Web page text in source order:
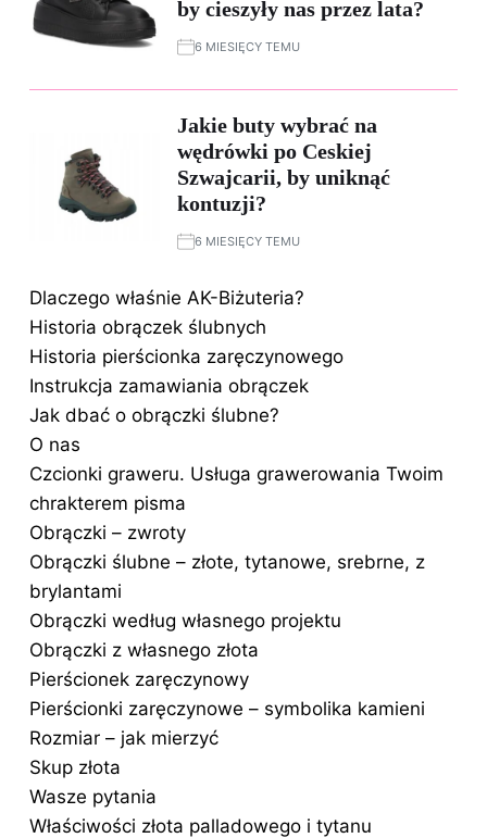
by cieszyły nas przez lata?
6 MIESIĘCY TEMU
Jakie buty wybrać na
wędrówki po Ceskiej
Szwajcarii, by uniknąć
kontuzji?
6 MIESIĘCY TEMU
Dlaczego właśnie AK-Biżuteria?
Historia obrączek ślubnych
Historia pierścionka zaręczynowego
Instrukcja zamawiania obrączek
Jak dbać o obrączki ślubne?
O nas
Czcionki graweru. Usługa grawerowania Twoim
chrakterem pisma
Obrączki – zwroty
Obrączki ślubne – złote, tytanowe, srebrne, z
brylantami
Obrączki według własnego projektu
Obrączki z własnego złota
Pierścionek zaręczynowy
Pierścionki zaręczynowe – symbolika kamieni
Rozmiar – jak mierzyć
Skup złota
Wasze pytania
Właściwości złota palladowego i tytanu